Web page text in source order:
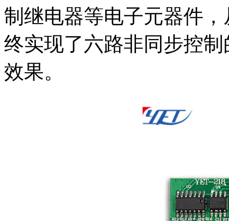
制继电器等电子元器件
终实现了六路非同步控
效果。